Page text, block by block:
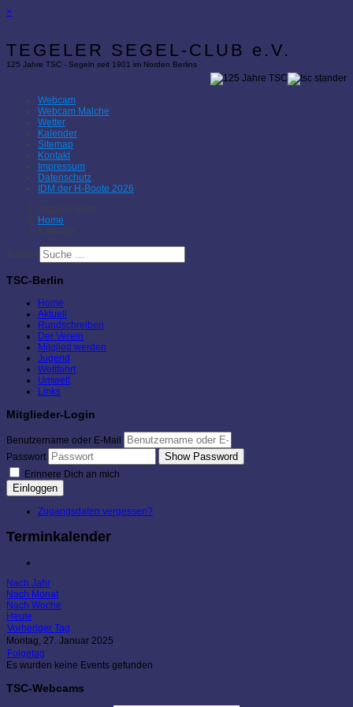
×
TEGELER SEGEL-CLUB e.V.
125 Jahre TSC - Segeln seit 1901 im Norden Berlins
Webcam
Webcam Malche
Wetter
Kalender
Sitemap
Kontakt
Impressum
Datenschutz
IDM der H-Boote 2026
Aktuelle Seite:
Home
Kalender
Suchen
TSC-Berlin
Home
Aktuell
Rundschreiben
Der Verein
Mitglied werden
Jugend
Wettfahrt
Umwelt
Links
Mitglieder-Login
Benutzername oder E-Mail
Passwort
Show Password
Erinnere Dich an mich
Einloggen
Zugangsdaten vergessen?
Terminkalender
Nach Jahr
Nach Monat
Nach Woche
Heute
Vorheriger Tag
Montag, 27. Januar 2025
Folgetag
Es wurden keine Events gefunden
TSC-Webcams